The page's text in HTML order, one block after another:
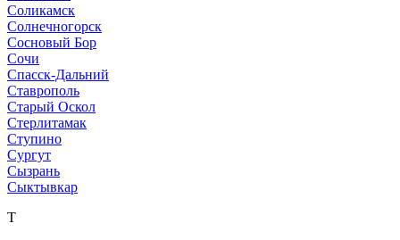
Соликамск
Солнечногорск
Сосновый Бор
Сочи
Спасск-Дальний
Ставрополь
Старый Оскол
Стерлитамак
Ступино
Сургут
Сызрань
Сыктывкар
Т